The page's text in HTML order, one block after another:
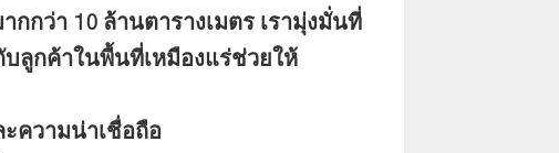
กว่า 10 ล้านตารางเมตร เรามุ่งมั่นที่
ลูกค้าในพื้นที่เหมืองแร่ช่วยให้
ความน่าเชื่อถือ